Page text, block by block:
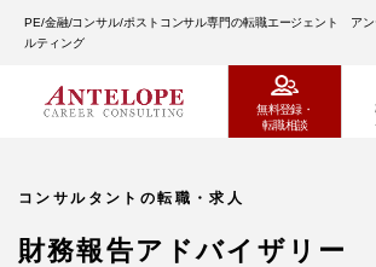
PE/金融/コンサル/ポストコンサル専門の転職エージェント ア
ルティング
無料登録・
転職相談
コンサルタントの転職・求人
財務報告アドバイザリー